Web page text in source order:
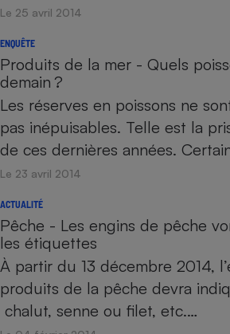
Le 25 avril 2014
ENQUÊTE
Produits de la mer - Quels
demain ?
Les réserves en poissons ne
pas inépuisables. Telle est la
de ces dernières années.
Le 23 avril 2014
ACTUALITÉ
Pêche - Les engins de pêche
les étiquettes
À partir du 13 décembre 2014,
produits de la pêche devra
chalut, senne ou filet, etc.…